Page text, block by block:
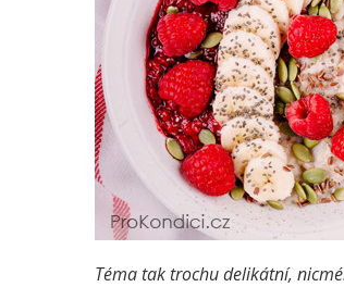
Téma tak trochu delikátní,